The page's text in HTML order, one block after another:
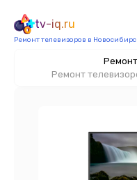
tv-iq.ru
Ремонт телевизоров в
Ремонт